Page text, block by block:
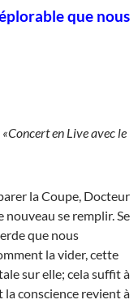
que nous
«Concert en Live avec le
la Coupe, Docteur
nouveau se remplir. Se
que nous
la vider, cette
sur elle; cela suffit à
conscience revient à